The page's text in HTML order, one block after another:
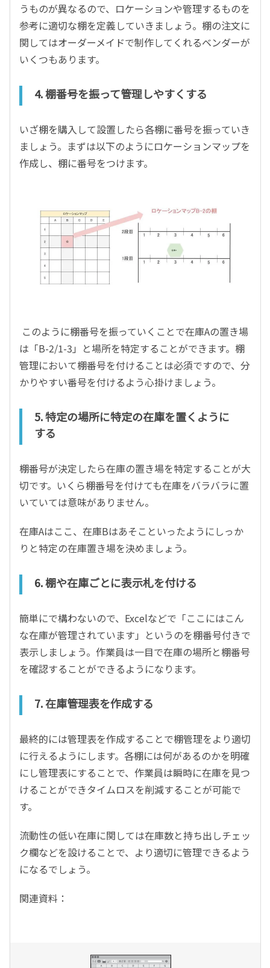
うものが異なるので、ロケーションや管理するものを
参考に適切な棚を定義していきましょう。棚の注文に
関してはオーダーメイドで制作してくれるベンダーが
いくつもあります。
4.棚番号を振って管理しやすくする
いざ棚を購入して設置したら各棚に番号を振っていき
ましょう。まずは以下のようにロケーションマップを
作成し、棚に番号をつけます。
このように棚番号を振っていくことで在庫Aの置き場
は「B-2/1-3 」と場所を特定することができます。棚
管理において棚番号を付けることは必須ですので、分
かりやすい番号を付けるよう心掛けましょう。
5.特定の場所に特定の在庫を置くように
する
棚番号が決定したら在庫の置き場を特定することが大
切です。いくら棚番号を付けても在庫をバラバラに置
いていては意味がありません。
在庫Aはここ、在庫Bはあそこといったようにしっか
りと特定の在庫置き場を決めましょう。
6.棚や在庫ごとに表示札を付ける
簡単にで構わないので、 Excelなどで「ここにはこん
な在庫が管理されています」というのを棚番号付きで
表示しましょう。作業員は一目で在庫の場所と棚番号
を確認することができるようになります。
7.在庫管理表を作成する
最終的には管理表を作成することで棚管理をより適切
に行えるようにします。各棚には何があるのかを明確
にし管理表にすることで、作業員は瞬時に在庫を見つ
けることができタイムロスを削減することが可能で
す。
流動性の低い在庫に関しては在庫数と持ち出しチェッ
ク欄などを設けることで、より適切に管理できるよう
になるでしょう。
関連資料：